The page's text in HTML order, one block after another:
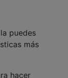
puedes
más
hacer